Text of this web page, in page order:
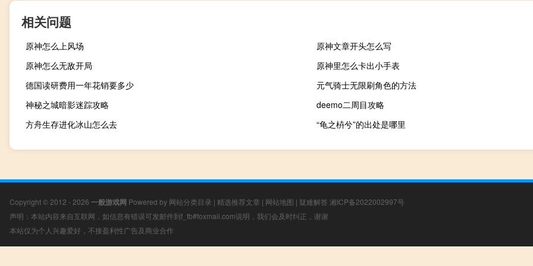
相关问题
原神怎么上风场
原神文章开头怎么写
原神怎么无敌开局
原神里怎么卡出小手表
德国读研费用一年花销要多少
元气骑士无限刷角色的方法
神秘之城暗影迷踪攻略
deemo二周目攻略
方舟生存进化冰山怎么去
“龟之枿兮”的出处是哪里
Copyright © 2012 - 2026 一般游戏网 Powered by 网站分类目录 | 精选推荐文章 | 网站地图 | 疑难解答 湘ICP备2022002997号
声明：本站内容来自互联网，如信息有错误可发邮件到f_fb#foxmail.com说明，我们会及时纠正，谢谢
本站仅为个人兴趣爱好，不接盈利性广告及商业合作